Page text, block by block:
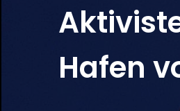
Hafen